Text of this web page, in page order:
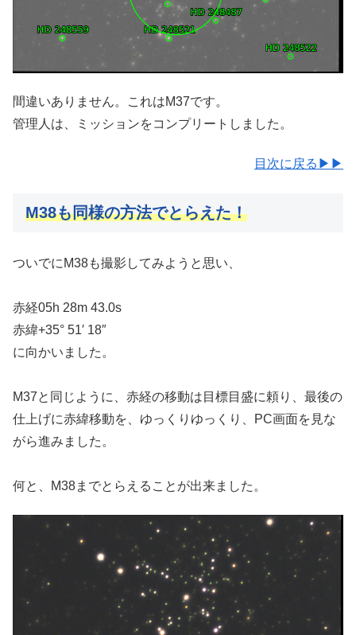
間違いありません。これはM37です。
管理人は、ミッションをコンプリートしました。
目次に戻る▶▶
M38も同様の方法でとらえた！
ついでにM38も撮影してみようと思い、
赤経05h 28m 43.0s
赤緯+35° 51′ 18″
に向かいました。
M37と同じように、赤経の移動は目標目盛に頼り、最後の
仕上げに赤緯移動を、ゆっくりゆっくり、PC画面を見な
がら進みました。
何と、M38までとらえることが出来ました。